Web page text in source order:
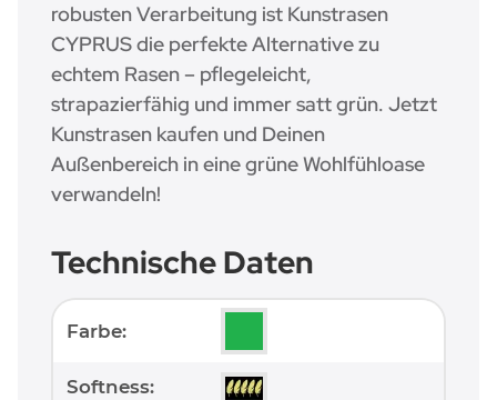
robusten Verarbeitung ist Kunstrasen
CYPRUS die perfekte Alternative zu
echtem Rasen – pflegeleicht,
strapazierfähig und immer satt grün. Jetzt
Kunstrasen kaufen und Deinen
Außenbereich in eine grüne Wohlfühloase
verwandeln!
Technische Daten
Produkteigenschaft
Wert
Farbe:
Softness: